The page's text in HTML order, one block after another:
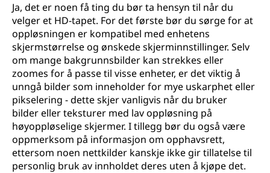
Ja, det er noen få ting du bør ta hensyn til når du
velger et HD-tapet. For det første bør du sørge for at
oppløsningen er kompatibel med enhetens
skjermstørrelse og ønskede skjerminnstillinger. Selv
om mange bakgrunnsbilder kan strekkes eller
zoomes for å passe til visse enheter, er det viktig å
unngå bilder som inneholder for mye uskarphet eller
pikselering - dette skjer vanligvis når du bruker
bilder eller teksturer med lav oppløsning på
høyoppløselige skjermer. I tillegg bør du også være
oppmerksom på informasjon om opphavsrett,
ettersom noen nettkilder kanskje ikke gir tillatelse til
personlig bruk av innholdet deres uten å kjøpe det.